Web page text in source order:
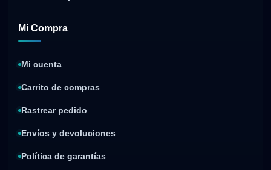
Mi Compra
Mi cuenta
Carrito de compras
Rastrear pedido
Envíos y devoluciones
Política de garantías